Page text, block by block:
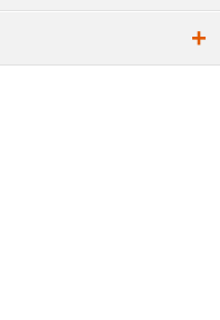
+